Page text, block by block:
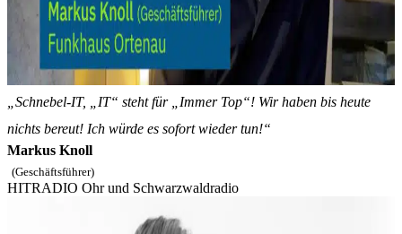
„Schnebel-IT, „IT“ steht für „Immer Top“! Wir haben bis heute
nichts bereut! Ich würde es sofort wieder tun!“
Markus Knoll
(Geschäftsführer)
HITRADIO Ohr und Schwarzwaldradio